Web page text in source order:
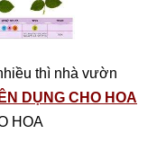
thì nhà vườn
DỤNG CHO HOA
HOA